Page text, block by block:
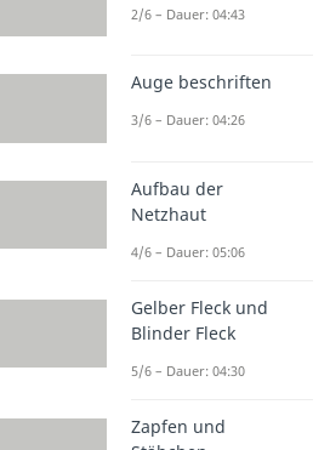
2/6 – Dauer: 04:43
Auge beschriften
3/6 – Dauer: 04:26
Aufbau der
Netzhaut
4/6 – Dauer: 05:06
Gelber Fleck und
Blinder Fleck
5/6 – Dauer: 04:30
Zapfen und